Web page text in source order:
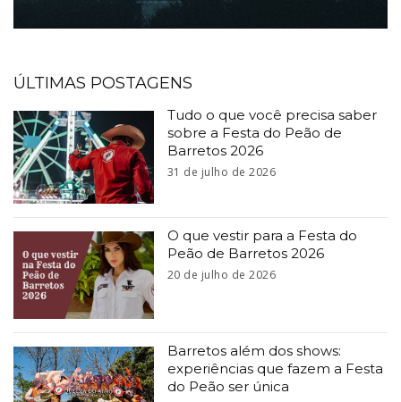
ÚLTIMAS POSTAGENS
Tudo o que você precisa saber
sobre a Festa do Peão de
Barretos 2026
31 de julho de 2026
O que vestir para a Festa do
Peão de Barretos 2026
20 de julho de 2026
Barretos além dos shows:
experiências que fazem a Festa
do Peão ser única